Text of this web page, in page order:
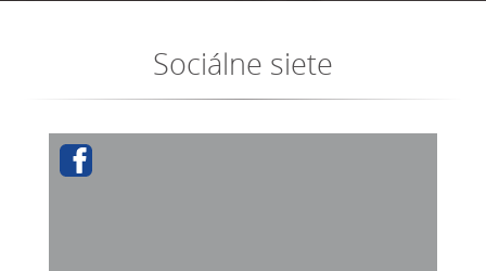
Sociálne siete